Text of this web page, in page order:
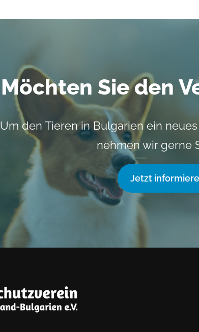
Möchten Sie den
Um den Tieren in Bulgarien ein
nehmen wir gerne
Jetzt